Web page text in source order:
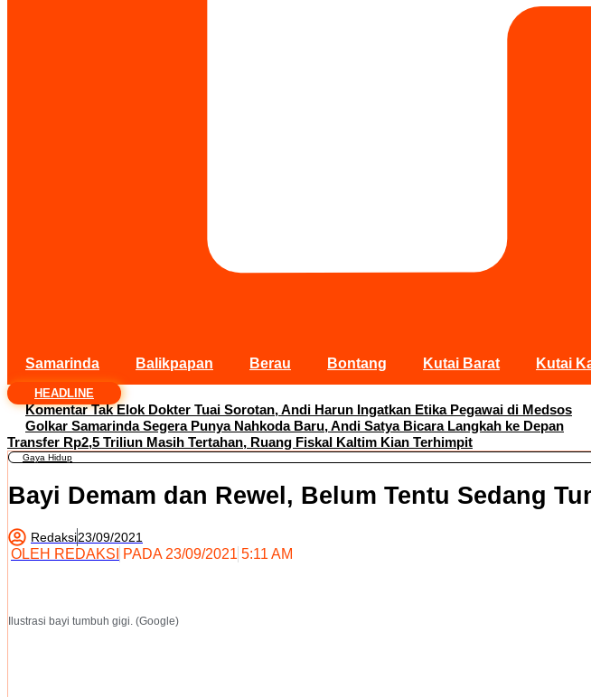
Samarinda Balikpapan Berau Bontang Kutai Barat Kutai
HEADLINE
Komentar Tak Elok Dokter Tuai Sorotan, Andi Harun Ingatkan Etika Pegawai di Medsos
Golkar Samarinda Segera Punya Nahkoda Baru, Andi Satya Bicara Langkah ke Depan
Transfer Rp2,5 Triliun Masih Tertahan, Ruang Fiskal Kaltim Kian Terhimpit
Gaya Hidup
Bayi Demam dan Rewel, Belum Tentu Sedang
Redaksi23/09/2021
OLEH REDAKSI PADA 23/09/2021 5:11 AM
Ilustrasi bayi tumbuh gigi. (Google)